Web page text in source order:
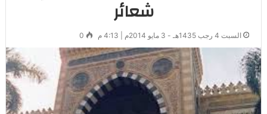
شعائر
السبت 4 رجب 1435هـ - 3 مايو 2014م | 4:13 م 0